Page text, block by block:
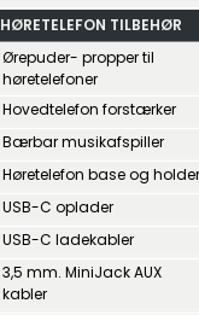
HØRETELEFON TILBEHØR
Ørepuder- propper til
høretelefoner
Hovedtelefon forstærker
Bærbar musikafspiller
Høretelefon base og holder
USB-C oplader
USB-C ladekabler
3,5 mm. MiniJack AUX
kabler